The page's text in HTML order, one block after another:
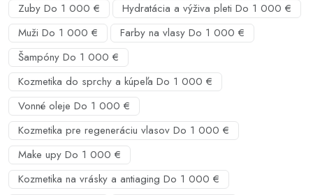
Zuby Do 1 000 €
Hydratácia a výživa pleti Do 1 000 €
Muži Do 1 000 €
Farby na vlasy Do 1 000 €
Šampóny Do 1 000 €
Kozmetika do sprchy a kúpeľa Do 1 000 €
Vonné oleje Do 1 000 €
Kozmetika pre regeneráciu vlasov Do 1 000 €
Make upy Do 1 000 €
Kozmetika na vrásky a antiaging Do 1 000 €